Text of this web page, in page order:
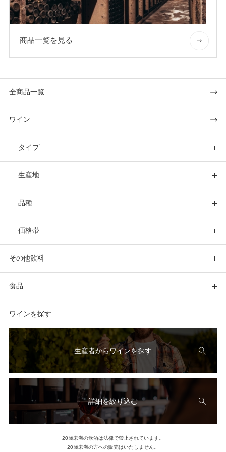
商品一覧を見る
全商品一覧
ワイン
タイプ
生産地
品種
価格帯
その他飲料
食品
ワインを探す
生産者からワインを探す
詳細を絞り込む
20歳未満の飲酒は法律で禁止されています。
20歳未満の方への販売はいたしません。